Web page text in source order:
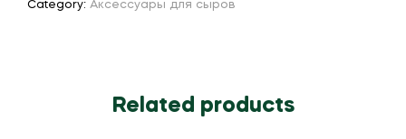
Category: Аксессуары для сыров
Related products